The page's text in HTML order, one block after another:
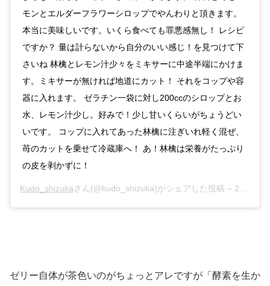
モンとエルダーフラワーシロップでやんわりと頂きます。
本当に美味しいです。いくら食べても罪悪感無し！ レシピ
ですか？ 量は計らないから自分のいい感じ！を見つけて下
さいね 林檎とレモン汁少々をミキサーに中途半端にかけま
す。ミキサーが無ければ地道にカット！ それをコップや容
器に入れます。 ゼラチン一袋に対し200ccのシロップとお
水、レモン汁少し。好みで！少し甘いくらいがちょうどい
いです。 コップに入れてあった林檎に注ぎいれ軽く混ぜ、
苺のカットを乗せて冷蔵庫へ！ あ！林檎は栄養がたっぷり
の皮を剥かずに！
Kudo_shizukaさん(@kudo_shizuka)がシェアした投稿 – 2018年10月月29日午後9時33分PDT
ゼリー自体が茶色いのがちょっとアレですが「酵素を生か